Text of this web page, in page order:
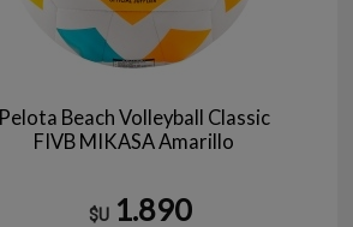
Pelota Beach Volleyball Classic
FIVB MIKASA Amarillo
$U 1.890